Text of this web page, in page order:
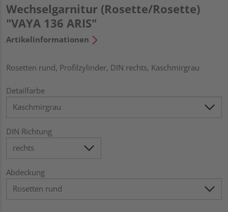
Wechselgarnitur (Rosette/Rosette)
"VAYA 136 ARIS"
Artikelinformationen
Rosetten rund, Profilzylinder, DIN rechts, Kaschmirgrau
Detailfarbe
DIN Richtung
Abdeckung